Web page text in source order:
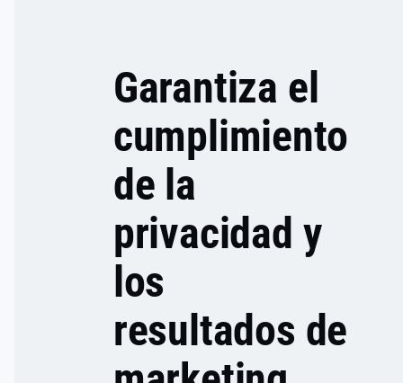
Garantiza el
cumplimiento
de la
privacidad y
los
resultados de